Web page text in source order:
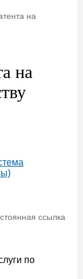
на
на
ссылка
по